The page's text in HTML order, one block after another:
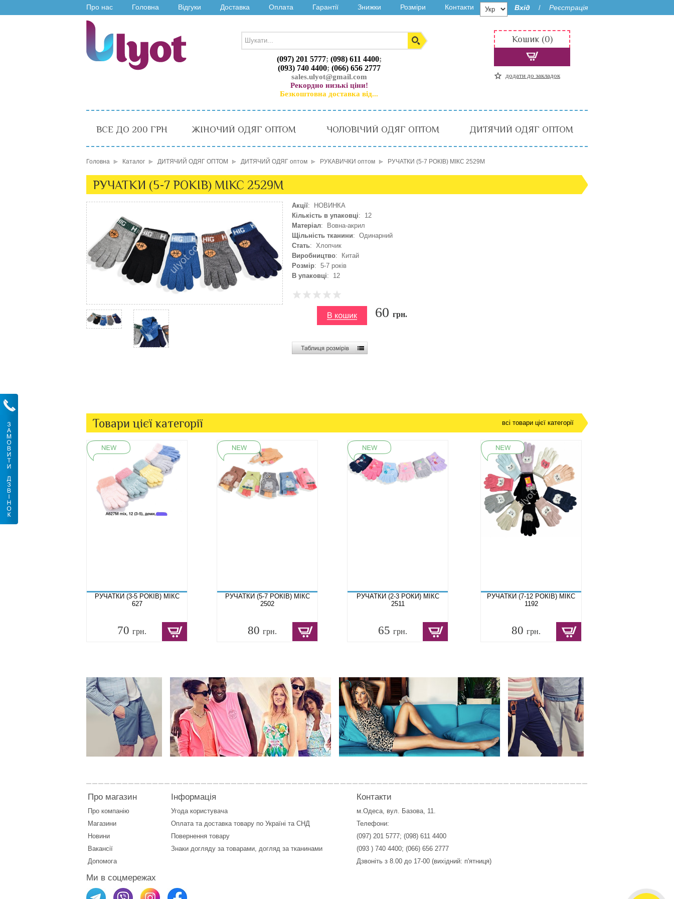
Про нас Головна Відгуки Доставка Оплата Гарантії Знижки Розміри Контакти Вхід / Реєстрація
(097) 201 5777; (098) 611 4400;
(093) 740 4400; (066) 656 2777
sales.ulyot@gmail.com
Рекордно низькі ціни!
Безкоштовна доставка від...
Кошик (0)
додати до закладок
ВСЕ ДО 200 ГРН ЖІНОЧИЙ ОДЯГ ОПТОМ ЧОЛОВІЧИЙ ОДЯГ ОПТОМ ДИТЯЧИЙ ОДЯГ ОПТОМ
Головна Каталог ДИТЯЧИЙ ОДЯГ ОПТОМ ДИТЯЧИЙ ОДЯГ оптом РУКАВИЧКИ оптом РУЧАТКИ (5-7 РОКІВ) МІКС 2529M
РУЧАТКИ (5-7 РОКІВ) МІКС 2529M
Акції: НОВИНКА
Кількість в упаковці: 12
Матеріал: Вовна-акрил
Щільність тканини: Одинарний
Стать: Хлопчик
Виробництво: Китай
Розмір: 5-7 років
В упаковці: 12
60 грн.
Товари цієї категорії всі товари цієї категорії
РУЧАТКИ (3-5 РОКІВ) МІКС
627
70 грн.
РУЧАТКИ (5-7 РОКІВ) МІКС
2502
80 грн.
РУЧАТКИ (2-3 РОКИ) МІКС
2511
65 грн.
РУЧАТКИ (7-12 РОКІВ) МІКС
1192
80 грн.
Про магазин
Про компанію
Магазини
Новини
Вакансії
Допомога
Інформація
Угода користувача
Оплата та доставка товару по Україні та СНД
Повернення товару
Знаки догляду за товарами, догляд за тканинами
Контакти
м.Одеса, вул. Базова, 11.
Телефони:
(097) 201 5777; (098) 611 4400
(093 ) 740 4400; (066) 656 2777
Дзвоніть з 8.00 до 17-00 (вихідний: п'ятниця)
Ми в соцмережах